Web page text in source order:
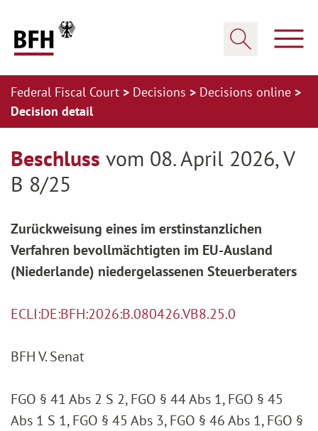
Federal Fiscal Court Decisions
Decisions online
Decision detail
Beschluss vom 08. April 2026, V
B 8/25
Zurückweisung eines im erstinstanzlichen
Verfahren bevollmächtigten im EU-Ausland
(Niederlande) niedergelassenen Steuerberaters
ECLI:DE:BFH:2026:B.080426.VB8.25.0
BFH V. Senat
FGO § 41 Abs 2 S 2, FGO § 44 Abs 1, FGO § 45
Abs 1 S 1, FGO § 45 Abs 3, FGO § 46 Abs 1, FGO §